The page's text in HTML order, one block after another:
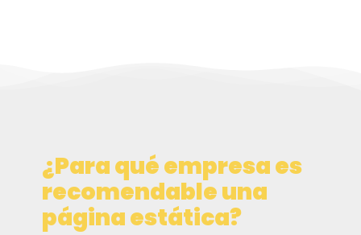
¿Para qué empresa es
recomendable una
página estática?